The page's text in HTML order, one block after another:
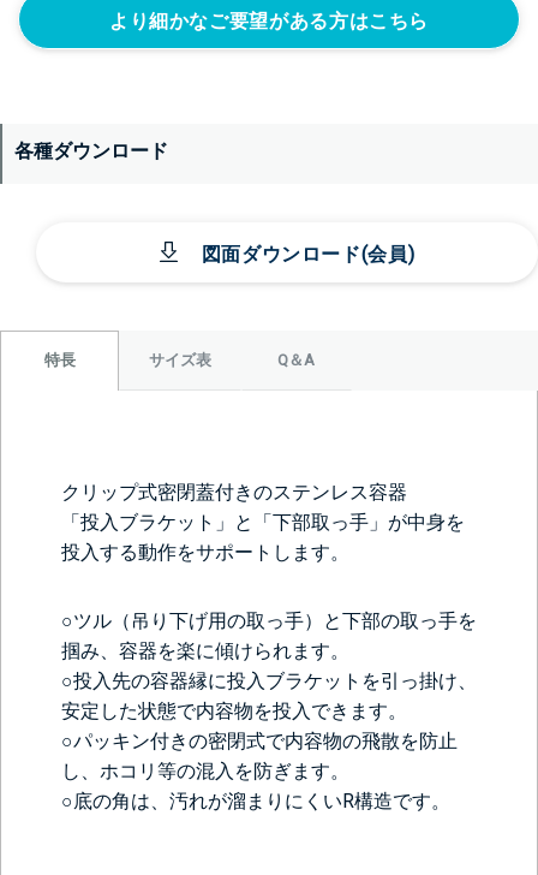
より細かなご要望がある方はこちら
各種ダウンロード
図面ダウンロード(会員)
特長 サイズ表 Q＆A
クリップ式密閉蓋付きのステンレス容器
「投入ブラケット」と「下部取っ手」が中身を
投入する動作をサポートします。
○ツル（吊り下げ用の取っ手）と下部の取っ手を
掴み、容器を楽に傾けられます。
○投入先の容器縁に投入ブラケットを引っ掛け、
安定した状態で内容物を投入できます。
○パッキン付きの密閉式で内容物の飛散を防止
し、ホコリ等の混入を防ぎます。
○底の角は、汚れが溜まりにくいR構造です。